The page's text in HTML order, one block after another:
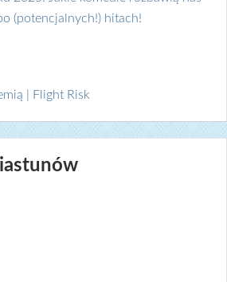
(potencjalnych!) hitach!
| Flight Risk